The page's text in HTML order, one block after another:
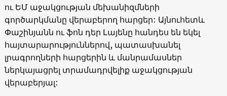
ու ԵՄ աջակցության մեխանիզմների
գործարկմանը վերաբերող հարցեր: Այնուհետև
Փաշինյանն ու ֆոն դեր Լայենը հանդես են եկել
հայտարարություններով, պատասխանել
լրագրողների հարցերին և մանրամասներ
ներկայացրել տրամադրվելիք աջակցության
վերաբերյալ: